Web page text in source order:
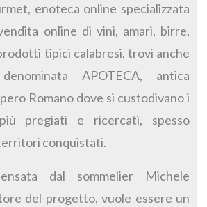
enoteca online specializzata
online di vini, amari, birre,
tipici calabresi, trovi anche
APOTECA, antica
Romano dove si custodivano i
pregiati e ricercati, spesso
conquistati.
dal sommelier Michele
del progetto, vuole essere un